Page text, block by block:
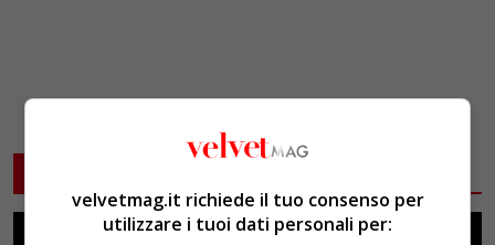
velvetmag.it richiede il tuo consenso per
utilizzare i tuoi dati personali per: